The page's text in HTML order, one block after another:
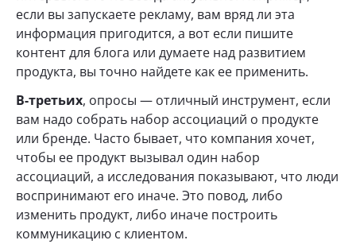
если вы запускаете рекламу, вам вряд ли эта
информация пригодится, а вот если пишите
контент для блога или думаете над развитием
продукта, вы точно найдете как ее применить.
В-третьих, опросы — отличный инструмент, если
вам надо собрать набор ассоциаций о продукте
или бренде. Часто бывает, что компания хочет,
чтобы ее продукт вызывал один набор
ассоциаций, а исследования показывают, что люди
воспринимают его иначе. Это повод, либо
изменить продукт, либо иначе построить
коммуникацию с клиентом.